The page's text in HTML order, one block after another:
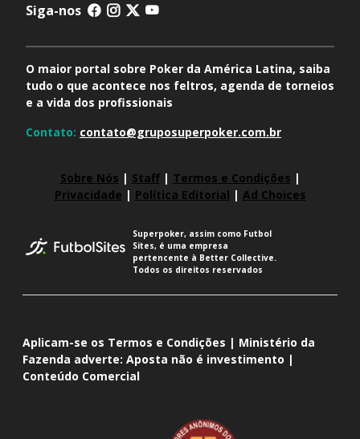
Siga-nos
O maior portal sobre Poker da América Latina, saiba
tudo o que acontece nos feltros, agenda de torneios
e a vida dos profissionais
Contato: contato@gruposuperpoker.com.br
Sobre Nós | Staff| Termos e Condições |
Privacidade | Política Editorial | Ad Choices
Superpoker, assim como Futbol
Sites, é uma empresa
pertencente à Better Collective.
Todos os direitos reservados
Aplicam-se os Termos e Condições | Ministério da
Fazenda adverte: Aposta não é investimento |
Conteúdo Comercial